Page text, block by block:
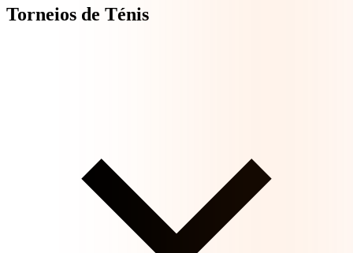
Torneios de Ténis